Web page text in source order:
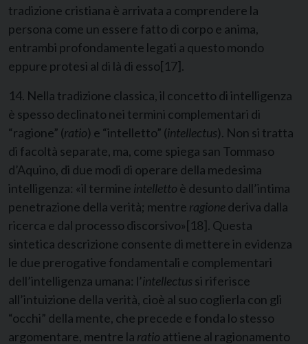
tradizione cristiana è arrivata a comprendere la
persona come un essere fatto di corpo e anima,
entrambi profondamente legati a questo mondo
eppure protesi al di là di esso[17].
14. Nella tradizione classica, il concetto di intelligenza
è spesso declinato nei termini complementari di
“ragione” (ratio) e “intelletto” (intellectus). Non si tratta
di facoltà separate, ma, come spiega san Tommaso
d’Aquino, di due modi di operare della medesima
intelligenza: «il termine intelletto è desunto dall’intima
penetrazione della verità; mentre ragionederiva dalla
ricerca e dal processo discorsivo»[18]. Questa
sintetica descrizione consente di mettere in evidenza
le due prerogative fondamentali e complementari
dell’intelligenza umana: l’intellectus si riferisce
all’intuizione della verità, cioè al suo coglierla con gli
“occhi” della mente, che precede e fonda lo stesso
argomentare, mentre la ratio attiene al ragionamento